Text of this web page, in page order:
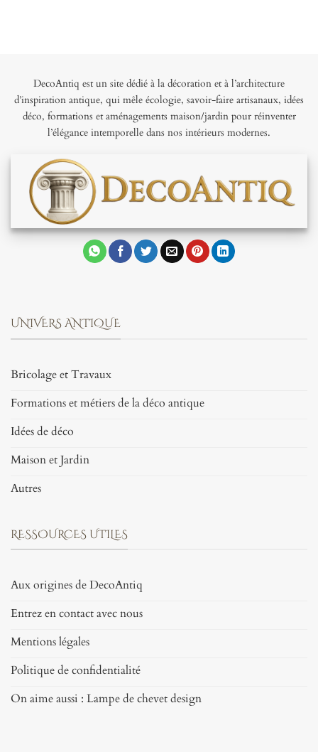
DecoAntiq est un site dédié à la décoration et à l’architecture
d’inspiration antique, qui mêle écologie, savoir-faire artisanaux, idées
déco, formations et aménagements maison/jardin pour réinventer
l’élégance intemporelle dans nos intérieurs modernes.
UNIVERS ANTIQUE
Bricolage et Travaux
Formations et métiers de la déco antique
Idées de déco
Maison et Jardin
Autres
RESSOURCES UTILES
Aux origines de DecoAntiq
Entrez en contact avec nous
Mentions légales
Politique de confidentialité
On aime aussi : Lampe de chevet design